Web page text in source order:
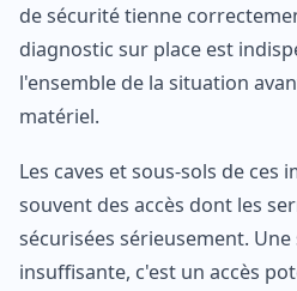
de sécurité tienne
diagnostic sur place est
l'ensemble de la situation
matériel.
Les caves et sous-sols de ces
souvent des accès dont les
sécurisées sérieusement.
insuffisante, c'est un accès